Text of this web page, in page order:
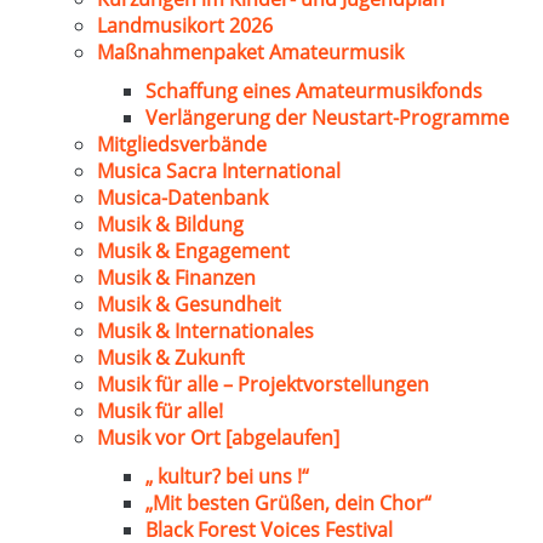
Landmusikort 2026
Maßnahmenpaket Amateurmusik
Schaffung eines Amateurmusikfonds
Verlängerung der Neustart-Programme
Mitgliedsverbände
Musica Sacra International
Musica-Datenbank
Musik & Bildung
Musik & Engagement
Musik & Finanzen
Musik & Gesundheit
Musik & Internationales
Musik & Zukunft
Musik für alle – Projektvorstellungen
Musik für alle!
Musik vor Ort [abgelaufen]
„ kultur? bei uns !“
„Mit besten Grüßen, dein Chor“
Black Forest Voices Festival